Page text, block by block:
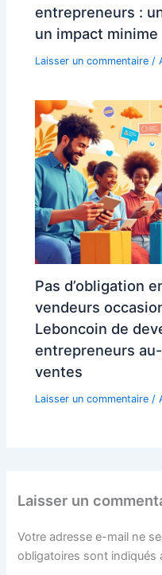
entrepreneurs :
un impact minime
Laisser un commentaire /
Pas d’obligation
vendeurs
Leboncoin de
entrepreneurs
ventes
Laisser un commentaire /
Laisser un
Votre adresse e-mail ne
obligatoires sont indiqués